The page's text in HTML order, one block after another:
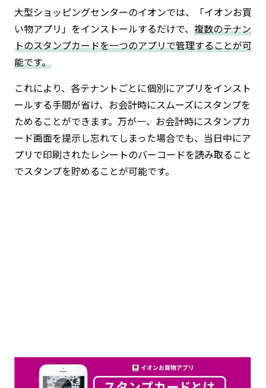
大型ショッピングセンターのイオンでは、「イオンお買
い物アプリ」をインストールするだけで、 複数のテナン
トのスタンプカードを一つのアプリで管理することが可
能です。
これにより、各テナントごとに個別にアプリをインスト
ールする手間が省け、お会計時にスムーズにスタンプを
ためることができます。万が一、お会計時にスタンプカ
ード画面を提示し忘れてしまった場合でも、当日中にア
プリで印刷されたレシートのバーコードを読み取ること
でスタンプを貯めることが可能です。